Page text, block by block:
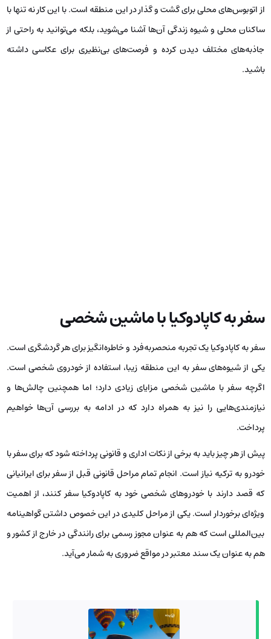
از اتوبوس‌های محلی برای گشت و گذار در این منطقه است. با این کار نه تنها با
ساکنان محلی و شیوه زندگی آن‌ها آشنا می‌شوید، بلکه می‌توانید به راحتی از
جاذبه‌های مختلف دیدن کرده و فرصت‌های بی‌نظیری برای عکاسی داشته
باشید.
سفر به کاپادوکیا با ماشین شخصی
سفر به کاپادوکیا یک تجربه منحصربه‌فرد و خاطره‌انگیز برای هر گردشگری است.
یکی از شیوه‌های سفر به این منطقه زیبا، استفاده از خودروی شخصی است.
اگرچه سفر با ماشین شخصی مزایای زیادی دارد؛ اما همچنین چالش‌ها و
نیازمندی‌هایی را نیز به همراه دارد که در ادامه به بررسی آن‌ها خواهیم
پرداخت.
پیش از هر چیز باید به برخی از نکات اداری و قانونی پرداخته شود که برای سفر با
خودرو به ترکیه نیاز است. انجام تمام مراحل قانونی قبل از سفر برای ایرانیانی
که قصد دارند با خودروهای شخصی خود به کاپادوکیا سفر کنند، از اهمیت
ویژه‌ای برخوردار است. یکی از مراحل کلیدی در این خصوص داشتن گواهینامه
بین‌المللی است که هم به عنوان مجوز رسمی برای رانندگی در خارج از کشور و
هم به عنوان یک سند معتبر در مواقع ضروری به شمار می‌آید.